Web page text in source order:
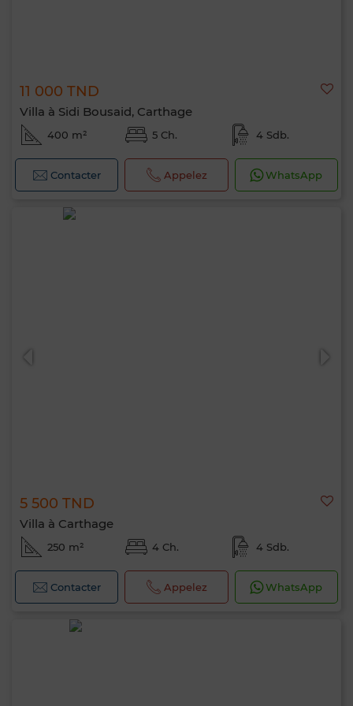
11 000 TND
Villa à Sidi Bousaid, Carthage
400 m² 5 Ch. 4 Sdb.
Contacter Appelez WhatsApp
5 500 TND
Villa à Carthage
250 m² 4 Ch. 4 Sdb.
Contacter Appelez WhatsApp